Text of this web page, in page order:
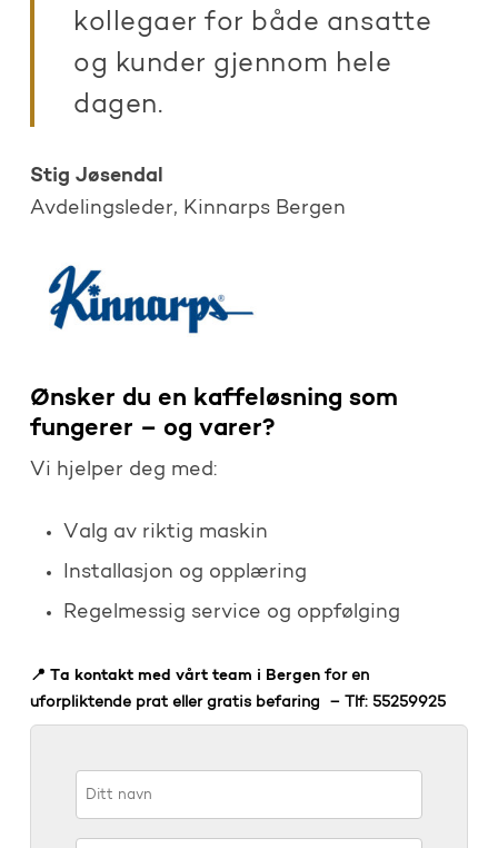
kollegaer for både ansatte
og kunder gjennom hele
dagen.
Stig Jøsendal
Avdelingsleder, Kinnarps Bergen
Ønsker du en kaffeløsning som
fungerer – og varer?
Vi hjelper deg med:
Valg av riktig maskin
Installasjon og opplæring
Regelmessig service og oppfølging
📍 Ta kontakt med vårt team i Bergenfor en
uforpliktende prat eller gratis befaring – Tlf: 55259925